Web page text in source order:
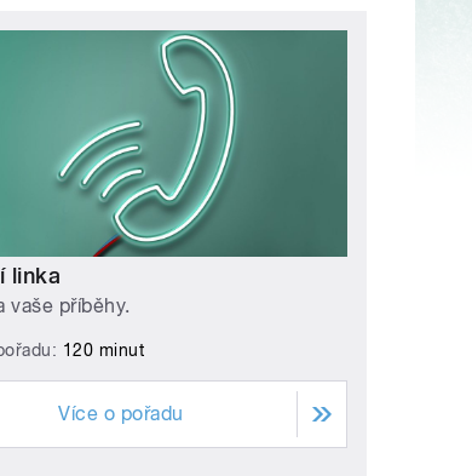
linka
vaše příběhy.
120 minut
Více o pořadu